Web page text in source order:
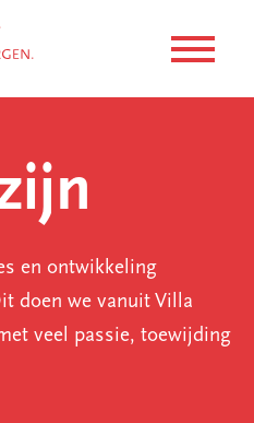
en ontwikkeling
doen we vanuit Villa
veel passie, toewijding